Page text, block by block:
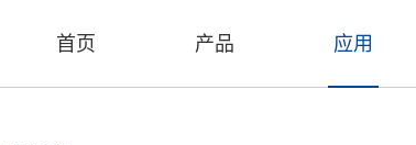
首页 产品 应用